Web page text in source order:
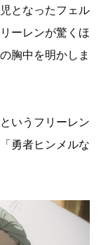
となったフェル
ーレンが驚くほ
胸中を明かしま
いうフリーレン
勇者ヒンメルな